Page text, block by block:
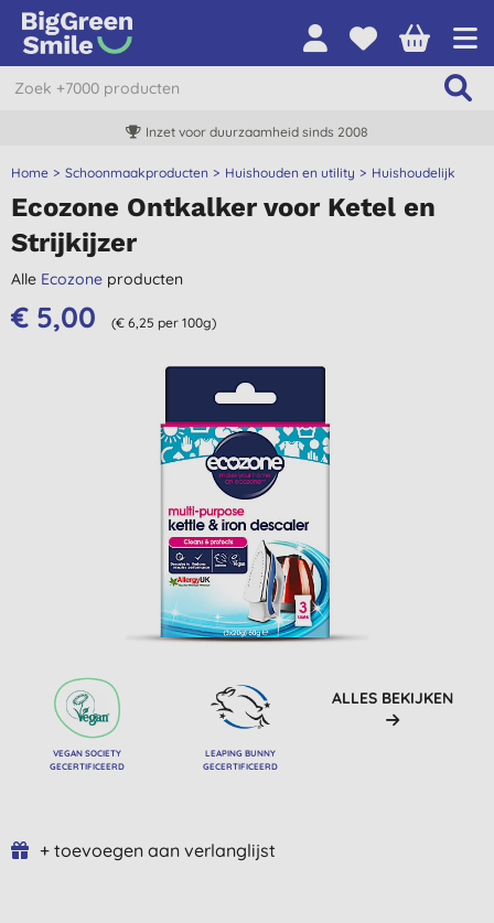
Inzet voor duurzaamheid sinds 2008
Home Schoonmaakproducten Huishouden en utility Huishoudelijk
Ecozone Ontkalker voor Ketel en
Strijkijzer
Alle Ecozone producten
€ 5,00 (€ 6,25 per 100g)
VEGAN SOCIETY
GECERTIFICEERD
LEAPING BUNNY
GECERTIFICEERD
ALLES BEKIJKEN
+ toevoegen aan verlanglijst